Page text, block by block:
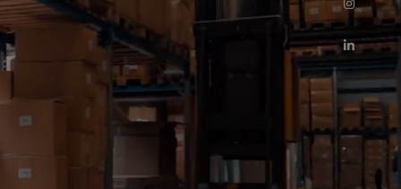
BEDLINNEN
Hoeslakens
Hoeslakens - speciaal voor topper
Hoeslakens - speciaal voor split
Kussenslopen
Dekbedovertreksets